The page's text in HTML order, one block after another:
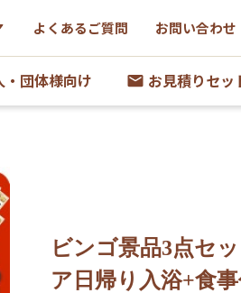
よくあるご質問 お問い合わせ
・団体様向け お見積りセッ
ビンゴ景品3点セ
ア日帰り入浴+食